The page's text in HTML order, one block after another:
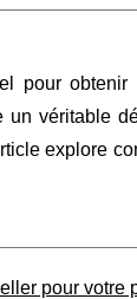
pour obtenir
un véritable
explore
pour votre